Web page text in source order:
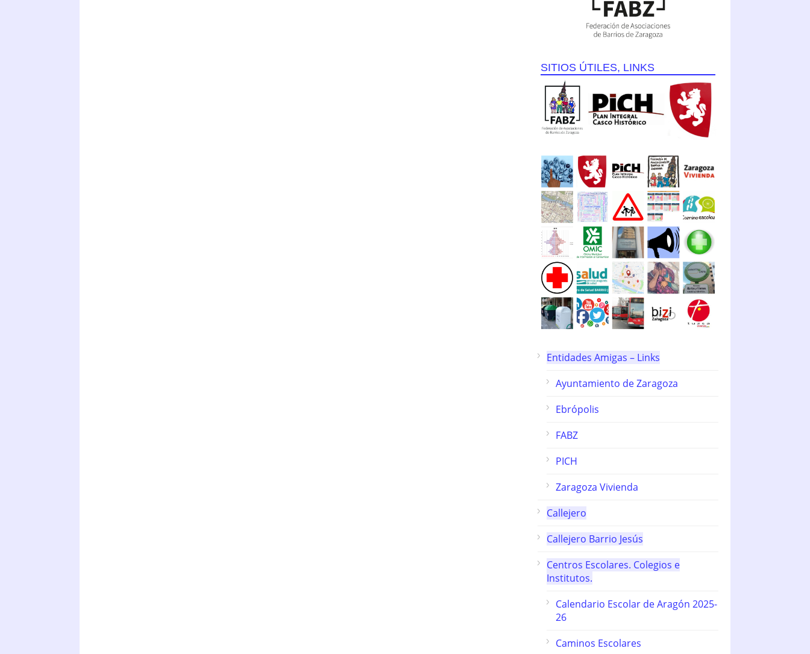
SITIOS ÚTILES, LINKS
Entidades Amigas – Links
Ayuntamiento de Zaragoza
Ebrópolis
FABZ
PICH
Zaragoza Vivienda
Callejero
Callejero Barrio Jesús
Centros Escolares. Colegios e
Institutos.
Calendario Escolar de Aragón 2025-
26
Caminos Escolares